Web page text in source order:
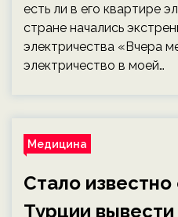
есть ли в его квартире
стране начались
электричества «Вчера
электричество в моей…
Медицина
Стало известно
Турции вывести